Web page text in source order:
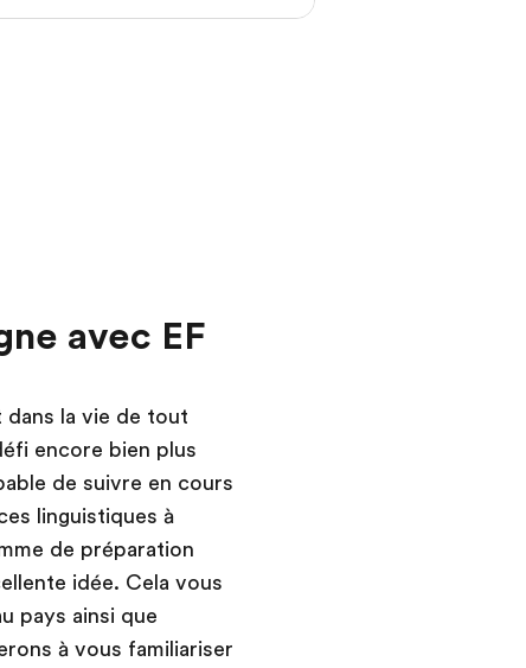
avec EF
la vie de tout
encore bien plus
de suivre en cours
linguistiques à
de préparation
idée. Cela vous
pays ainsi que
à vous familiariser